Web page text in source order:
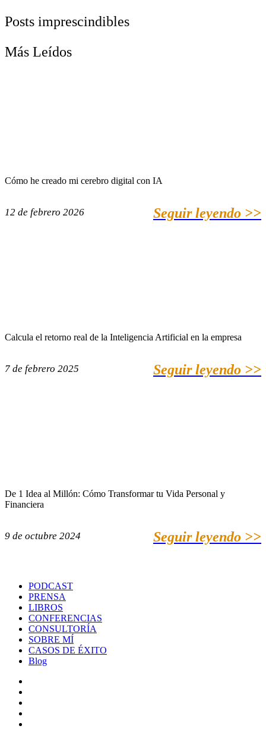
Posts imprescindibles
Más Leídos
Cómo he creado mi cerebro digital con IA
12 de febrero 2026 Seguir leyendo >>
Calcula el retorno real de la Inteligencia Artificial en la empresa
7 de febrero 2025 Seguir leyendo >>
De 1 Idea al Millón: Cómo Transformar tu Vida Personal y
Financiera
9 de octubre 2024 Seguir leyendo >>
PODCAST
PRENSA
LIBROS
CONFERENCIAS
CONSULTORÍA
SOBRE MÍ
CASOS DE ÉXITO
Blog